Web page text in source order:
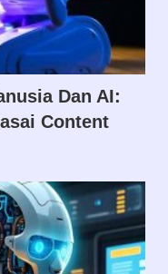
Dan AI:
Content